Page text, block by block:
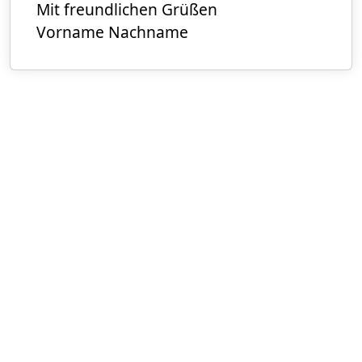
Mit freundlichen Grüßen
Vorname Nachname